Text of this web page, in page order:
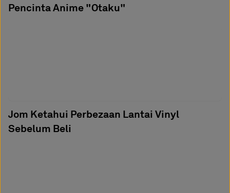
Pencinta Anime "Otaku"
Jom Ketahui Perbezaan Lantai Vinyl
Sebelum Beli